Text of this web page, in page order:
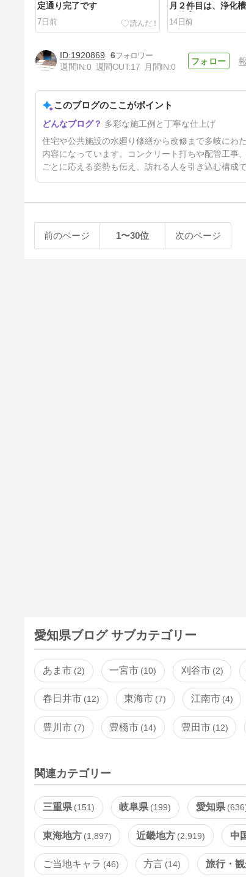
定通り完了です
7日前
月２件目は、浄化
に鎮座
14日前
これでもか転圧のあとのメッシ
ュ組
49日前
1920869
6
週間IN:0 週間OUT:17 月間IN:0
このブログのここがポイント
多彩な施工例と丁寧な仕上げ
住宅や公共施設の水廻り修繕から改修まで多岐にわ
内容になっています。コンクリート打ちや配管工事
ごとに応える姿勢も伝え、訪れる人を引き込む構成で
前のページ 1〜30位 次のページ
愛知県ブログ サブカテゴリー
あま市 2 一宮市 10 刈谷市 2
春日井市 12 東海市 7 江南市 4
豊川市 7 豊橋市 14 豊田市 12
関連カテゴリー
三重県 151 岐阜県 199 愛知県 636
東海地方 1,897 近畿地方 2,919 中
ご当地キャラ 46 方言 14 旅行・